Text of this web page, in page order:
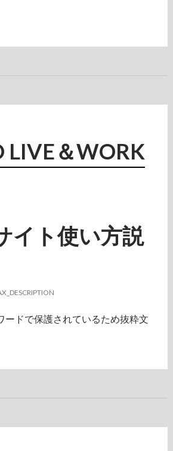
LIVE＆WORK
イト使い方説
ードで保護されているため抜粋文